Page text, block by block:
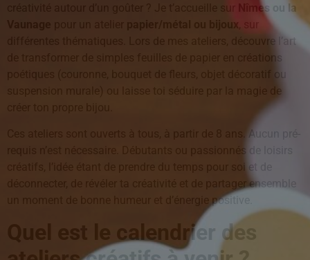
créativité autour d’un goûter ? Je t’accueille sur
Nîmes ou la
papier/métal ou bijoux, sur
différentes thématiques. Lors de mes ateliers, découvre l’art
de transformer de simples feuilles de papier en créations
poétiques (couronne, bouquet de fleurs, objet décoratif ou
suspension murale) ou laisse toi séduire par la magie de
créer ton propre bijou.
Ces ateliers sont ouverts à tous, à partir de 8 ans. Aucun pré-
créatifs, l’idée étant de prendre du temps pour soi et de
déconnecter, de révéler ta créativité et de partager ensemble
un moment de bonne humeur et d’énergie positive.
Quel est le calendrier des